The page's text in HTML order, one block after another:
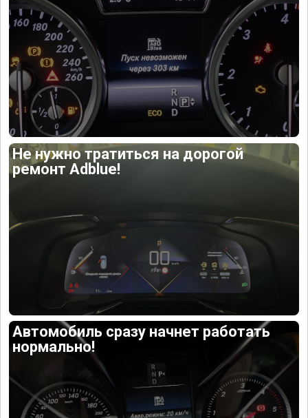
Не нужно тратиться на дорогой
ремонт Adblue!
Автомобиль сразу начнет работать
нормально!